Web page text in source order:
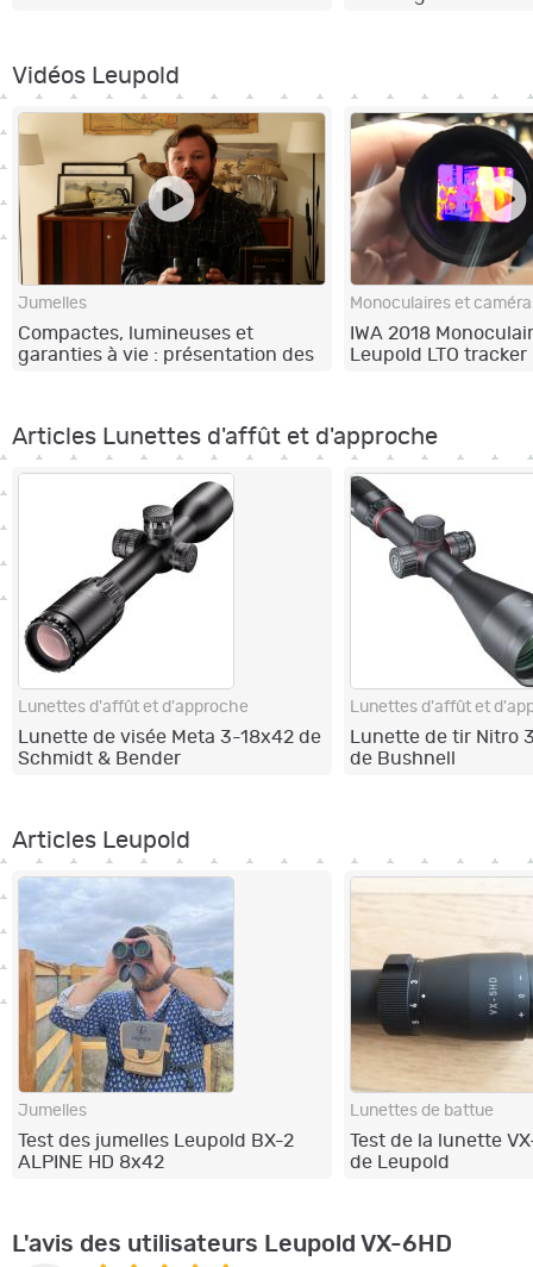
Vidéos Leupold
Jumelles
Compactes, lumineuses et
garanties à vie : présentation des
Monoculaires et
IWA 2018
Leupold LTO tracker
Articles Lunettes d'affût et d'approche
Lunettes d'affût et d'approche
Lunette de visée Meta 3-18x42 de
Schmidt & Bender
Lunettes d'affût et
Lunette de tir Nitro
de Bushnell
Articles Leupold
Jumelles
Test des jumelles Leupold BX-2
ALPINE HD 8x42
Lunettes de battue
Test de la lunette
de Leupold
L'avis des utilisateurs Leupold VX-6HD